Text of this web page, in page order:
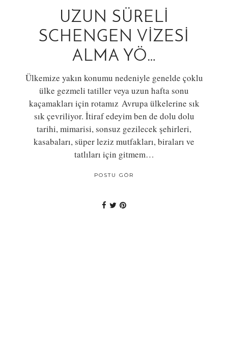
UZUN SÜRELI
SCHENGEN VIZESI
ALMA YÖ…
Ülkemize yakın konumu nedeniyle genelde çoklu
ülke gezmeli tatiller veya uzun hafta sonu
kaçamakları için rotamız Avrupa ülkelerine sık
sık çevriliyor. İtiraf edeyim ben de dolu dolu
tarihi, mimarisi, sonsuz gezilecek şehirleri,
kasabaları, süper leziz mutfakları, biraları ve
tatlıları için gitmem…
POSTU GÖR